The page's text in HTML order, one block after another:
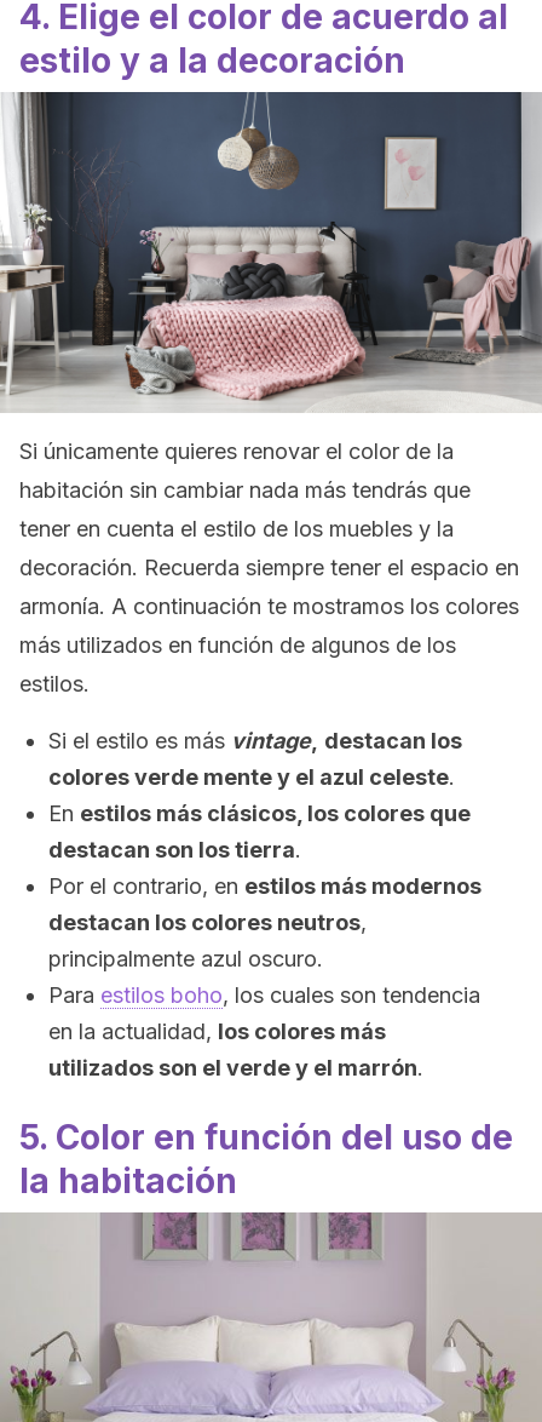
4. Elige el color de acuerdo al
estilo y a la decoración
Si únicamente quieres renovar el color de la
habitación sin cambiar nada más tendrás que
tener en cuenta el estilo de los muebles y la
decoración. Recuerda siempre tener el espacio en
armonía. A continuación te mostramos los colores
más utilizados en función de algunos de los
estilos.
Si el estilo es más vintage, destacan los
colores verde mente y el azul celeste.
En estilos más clásicos, los colores que
destacan son los tierra.
Por el contrario, en estilos más modernos
destacan los colores neutros,
principalmente azul oscuro.
Para estilos boho, los cuales son tendencia
en la actualidad, los colores más
utilizados son el verde y el marrón.
5. Color en función del uso de
la habitación